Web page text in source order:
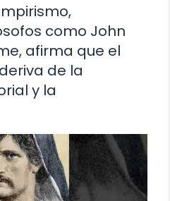
como John
afirma que el
de la
y la